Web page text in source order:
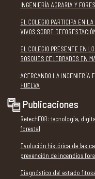
INGENIERÍA AGRARIA Y
EL COLEGIO PARTICIPA EN
VIVOS SOBRE
EL COLEGIO PRESENTE EN
BOSQUES CELEBRADOS EN
ACERCANDO LA INGENIERÍA
HUELVA
Publicaciones
RetechFOR: tecnología,
forestal
Evolución histórica de las
prevención de incendios
Diagnóstico del estado